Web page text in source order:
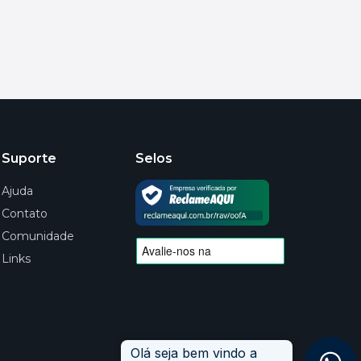
Suporte
Ajuda
Contato
Comunidade
Links
Selos